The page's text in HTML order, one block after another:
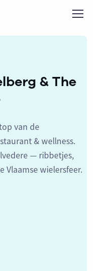
& The
van de
& wellness.
— ribbetjes,
wielersfeer.